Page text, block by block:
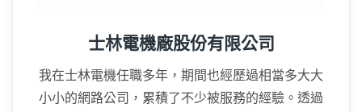
士林電機廠股份有限公司
我在士林電機任職多年，期間也經歷過相當多大大
小小的網路公司，累積了不少被服務的經驗。透過